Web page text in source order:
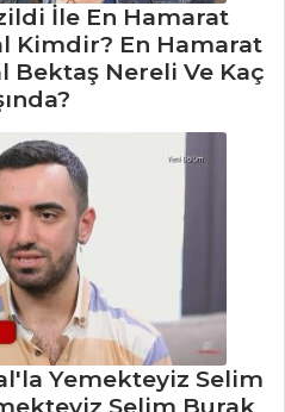
İle En Hamarat
Kimdir? En Hamarat
Bektaş Nereli Ve Kaç
Yemekteyiz Selim
Selim Burak